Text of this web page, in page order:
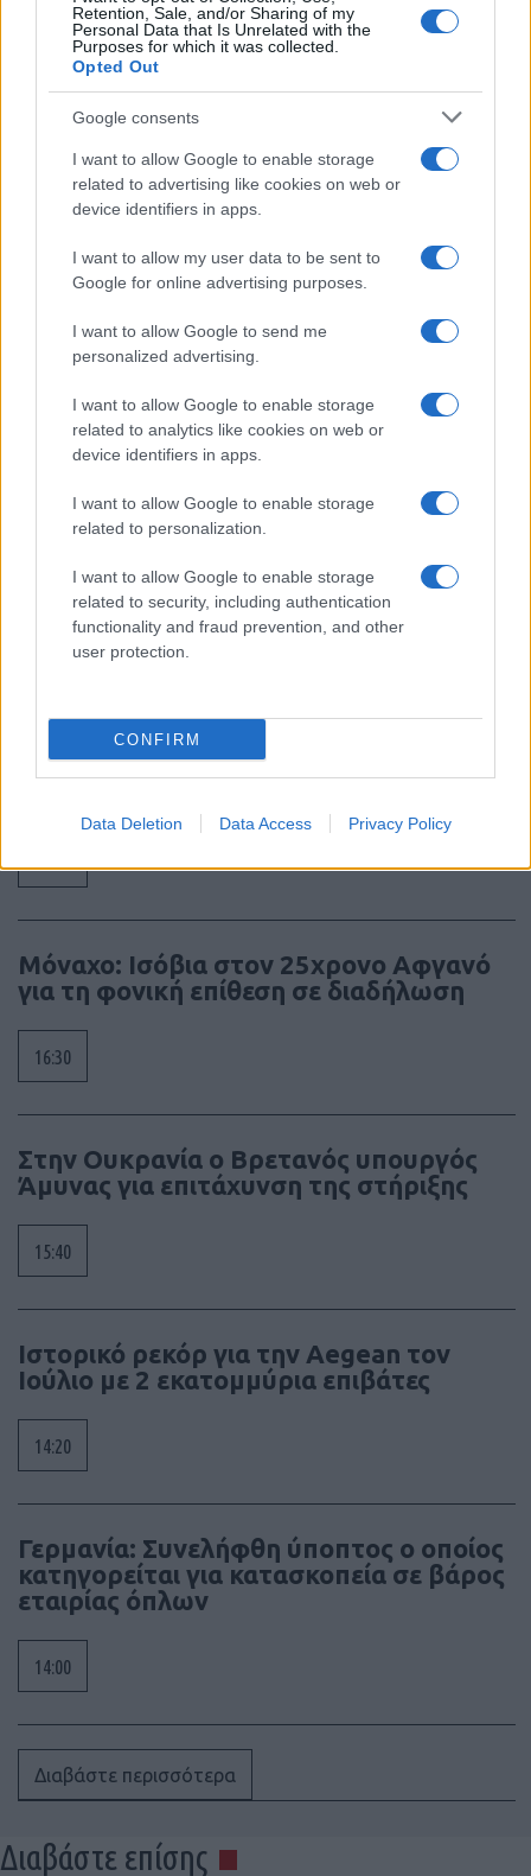
Retention, Sale, and/or Sharing of my
Personal Data that Is Unrelated with the
Purposes for which it was collected.
Opted Out
Google consents
I want to allow Google to enable storage
related to advertising like cookies on web or
device identifiers in apps.
I want to allow my user data to be sent to
Google for online advertising purposes.
I want to allow Google to send me
personalized advertising.
I want to allow Google to enable storage
related to analytics like cookies on web or
device identifiers in apps.
I want to allow Google to enable storage
related to personalization.
I want to allow Google to enable storage
related to security, including authentication
functionality and fraud prevention, and other
user protection.
CONFIRM
Data Deletion Data Access Privacy Policy
SNCASE SE.5000 Baroudeur: το γαλλικό
μαχητικό που… ξέχασε τους τροχούς
προσγείωσης
Litening: Η Αμερικανική Αεροπορία
επενδύει σε ένα από τα πλέον
διαδεδομένα ατρακτίδια στοχοποίησης
ΣΑΝ ΣΗΜΕΡΑ – 6 Αυγούστου 1777:
ινδιάνικο εμφύλιο
“Τυφλό” το ιρλανδικό κυβερνητικό
αεροσκάφος ή μια ακόμη ρήξη με το
17:40
Μόναχο: Ισόβια στον 25χρονο Αφγανό
για τη φονική επίθεση σε διαδήλωση
16:30
Στην Ουκρανία ο Βρετανός υπουργός
Άμυνας για επιτάχυνση της στήριξης
15:40
Ιστορικό ρεκόρ για την Aegean τον
Ιούλιο με 2 εκατομμύρια επιβάτες
14:20
Γερμανία: Συνελήφθη ύποπτος ο οποίος
κατηγορείται για κατασκοπεία σε βάρος
εταιρίας όπλων
14:00
Διαβάστε περισσότερα
Διαβάστε επίσης